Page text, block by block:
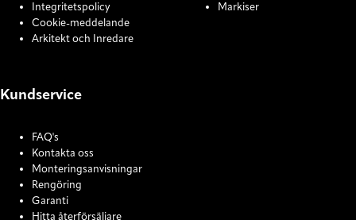
Integritetspolicy
Cookie-meddelande
Arkitekt och Inredare
Markiser
Kundservice
FAQ's
Kontakta oss
Monteringsanvisningar
Rengöring
Garanti
Hitta återförsäljare